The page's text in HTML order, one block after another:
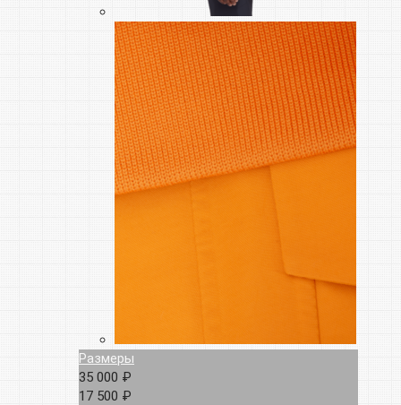
Размеры
35 000 ₽
17 500 ₽